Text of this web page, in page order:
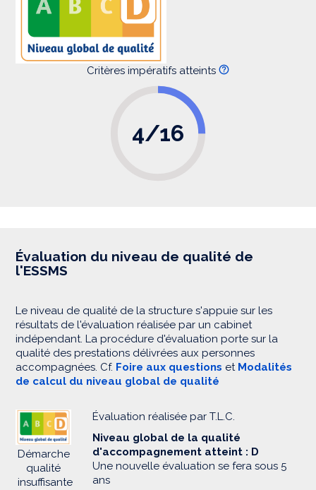
Critères impératifs atteints
4/16
Évaluation du niveau de qualité de
l'ESSMS
Le niveau de qualité de la structure s'appuie sur les
résultats de l'évaluation réalisée par un cabinet
indépendant. La procédure d'évaluation porte sur la
qualité des prestations délivrées aux personnes
accompagnées. Cf. Foire aux questions et Modalités
de calcul du niveau global de qualité
Démarche
qualité
insuffisante
Évaluation réalisée par T.L.C.
Niveau global de la qualité
d'accompagnement atteint : D
Une nouvelle évaluation se fera sous 5
ans